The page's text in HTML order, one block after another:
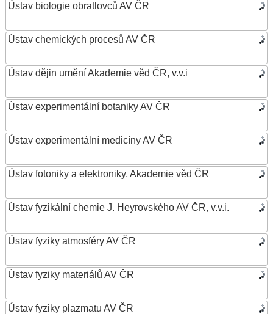
Ústav biologie obratlovců AV ČR
Ústav chemických procesů AV ČR
Ústav dějin umění Akademie věd ČR, v.v.i
Ústav experimentální botaniky AV ČR
Ústav experimentální medicíny AV ČR
Ústav fotoniky a elektroniky, Akademie věd ČR
Ústav fyzikální chemie J. Heyrovského AV ČR, v.v.i.
Ústav fyziky atmosféry AV ČR
Ústav fyziky materiálů AV ČR
Ústav fyziky plazmatu AV ČR